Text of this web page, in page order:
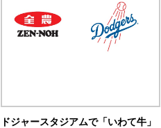
ドジャースタジアムで「いわて牛」